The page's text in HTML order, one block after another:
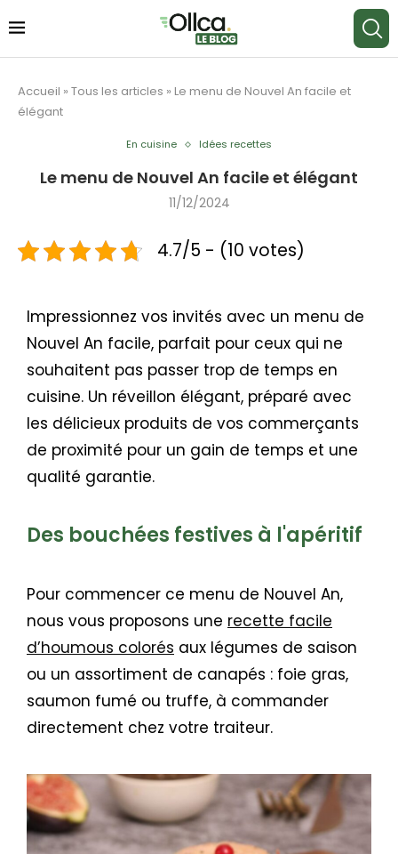
Accueil » Tous les articles » Le menu de Nouvel An facile et
élégant
En cuisine Idées recettes
Le menu de Nouvel An facile et élégant
11/12/2024
4.7/5 - (10 votes)
Impressionnez vos invités avec un menu de
Nouvel An facile, parfait pour ceux qui ne
souhaitent pas passer trop de temps en
cuisine. Un réveillon élégant, préparé avec
les délicieux produits de vos commerçants
de proximité pour un gain de temps et une
qualité garantie.
Des bouchées festives à l'apéritif
Pour commencer ce menu de Nouvel An,
nous vous proposons une recette facile
d’houmous colorés aux légumes de saison
ou un assortiment de canapés : foie gras,
saumon fumé ou truffe, à commander
directement chez votre traiteur.